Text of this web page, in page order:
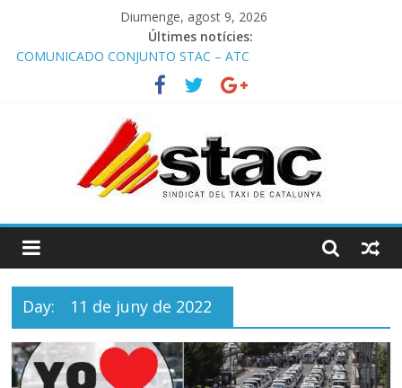
Diumenge, agost 9, 2026
Últimes notícies:
COMUNICADO CONJUNTO STAC – ATC
Comunicado STAC/ ATC de la reunión con los Mossos d
‘Esquadra del aeropuerto de Barcelona.
Programa de Radio TAXI LIBRE 29.07.2026 en COOLTURA FM.
STAC/ATC SOLICITAN TAULA TÈCNICA PARA MEJORAR LA
OPERATIVA DE ENTRADA EN EL PUERTO DE BARCELONA.
Programa de Radio TAXI LIBRE 22.07.2026 en COOLTURA FM.
Day: 11 de juny de 2022